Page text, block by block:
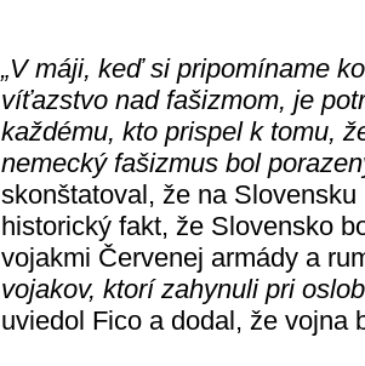
„V máji, keď si pripomíname
víťazstvo nad fašizmom, je
každému, kto prispel k tomu,
nemecký fašizmus bol
skonštatoval, že na
historický fakt, že Slovensko
vojakmi Červenej armády a
vojakov, ktorí zahynuli pri
uviedol Fico a dodal, že vojna